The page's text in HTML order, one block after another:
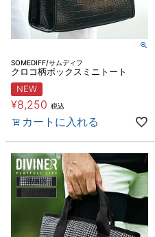
SOMEDIFF/サムディフ
クロコ柄ボックスミニトート
NEW
¥8,250 税込
カートに入れる